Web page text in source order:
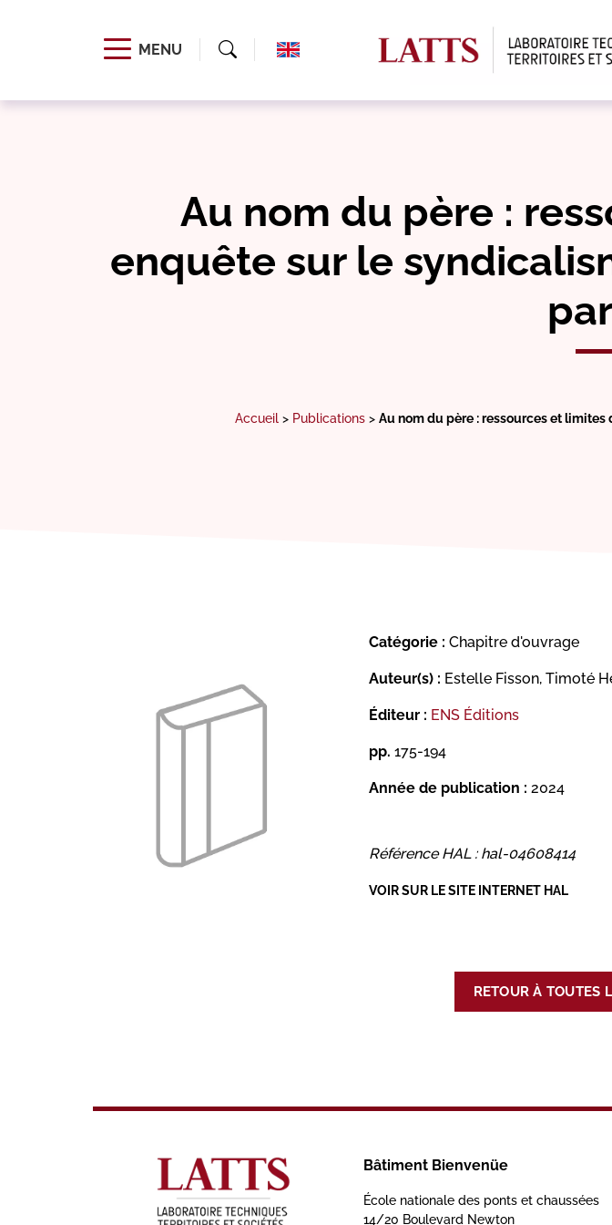
MENU
Au nom du père :
enquête sur le
Accueil> Publications> Au nom du père : ressources et limites
Catégorie : Chapitre d'ouvrage
Auteur(s) : Estelle Fisson, Timoté
Éditeur : ENS Éditions
pp. 175-194
Année de publication : 2024
Référence HAL : hal-04608414
VOIR SUR LE SITE INTERNET HAL
RETOUR À TOUTES
Bâtiment Bienvenüe
École nationale des ponts et chaussées
14/20 Boulevard Newton